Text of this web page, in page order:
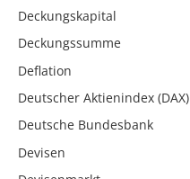
Deckungskapital
Deckungssumme
Deflation
Deutscher Aktienindex (DAX)
Deutsche Bundesbank
Devisen